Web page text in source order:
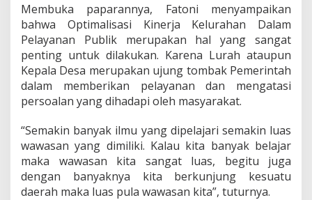
n
l
u
a
h
n
P
t
i
Membuka paparannya, Fatoni menyampaikan
bahwa Optimalisasi Kinerja Kelurahan Dalam
Pelayanan Publik merupakan hal yang sangat
penting untuk dilakukan. Karena Lurah ataupun
Kepala Desa merupakan ujung tombak Pemerintah
dalam memberikan pelayanan dan mengatasi
persoalan yang dihadapi oleh masyarakat.
“Semakin banyak ilmu yang dipelajari semakin luas
wawasan yang dimiliki. Kalau kita banyak belajar
maka wawasan kita sangat luas, begitu juga
dengan banyaknya kita berkunjung kesuatu
daerah maka luas pula wawasan kita”, tuturnya.